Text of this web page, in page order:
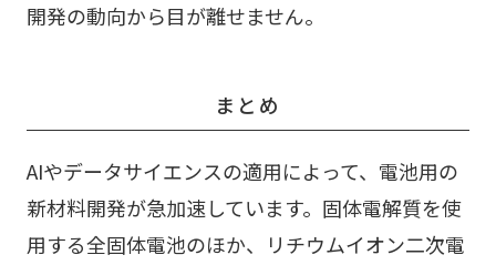
開発の動向から目が離せません。
まとめ
AIやデータサイエンスの適用によって、電池用の
新材料開発が急加速しています。固体電解質を使
用する全固体電池のほか、リチウムイオン二次電